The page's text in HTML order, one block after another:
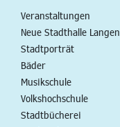
Veranstaltungen
Neue Stadthalle Langen
Stadtporträt
Bäder
Musikschule
Volkshochschule
Stadtbücherei